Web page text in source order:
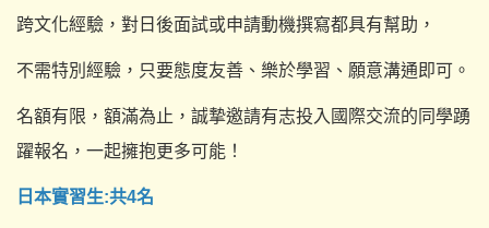
跨文化經驗，對日後面試或申請動機撰寫都具有幫助，
不需特別經驗，只要態度友善、樂於學習、願意溝通即可。
名額有限，額滿為止，誠摯邀請有志投入國際交流的同學踴
躍報名，一起擁抱更多可能！
日本實習生:共4名